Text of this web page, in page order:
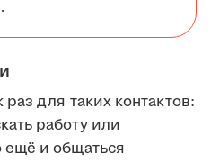
для таких контактов:
работу или
ещё и общаться